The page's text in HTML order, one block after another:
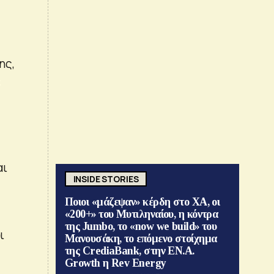
INSIDE STORIES
Ποιοι «μάζεψαν» κέρδη στο ΧΑ, οι
«200+» του Μυτιληναίου, η κόντρα
της Jumbo, το «now we build» του
Μανουσάκη, το επόμενο στοίχημα
της CrediaBank, στην ΕΝ.Α.
Growth η Rev Energy